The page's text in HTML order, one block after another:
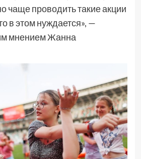
чаще проводить такие акции
в этом нуждается», —
мнением Жанна